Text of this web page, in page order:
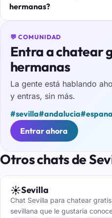
hermanas?
💬 COMUNIDAD
Entra a chatear
hermanas
La gente está hablando
y entras, sin más.
#sevilla#andalucia#espana
Entrar ahora
Otros chats de
☀️Sevilla
Chat Sevilla para chatear
sevillana que le gustaria